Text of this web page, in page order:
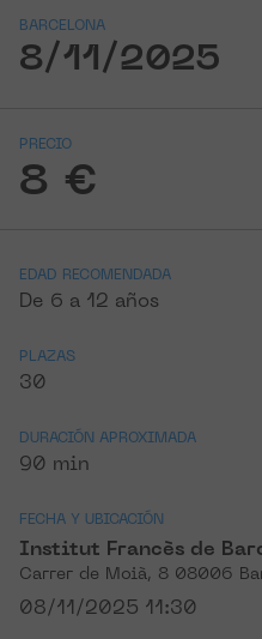
BARCELONA
8/11/2025
PRECIO
8 €
EDAD RECOMENDADA
De 6 a 12 años
PLAZAS
30
DURACIÓN APROXIMADA
90 min
FECHA Y UBICACIÓN
Institut Francès de
Carrer de Moià, 8 08006
08/11/2025 11:30